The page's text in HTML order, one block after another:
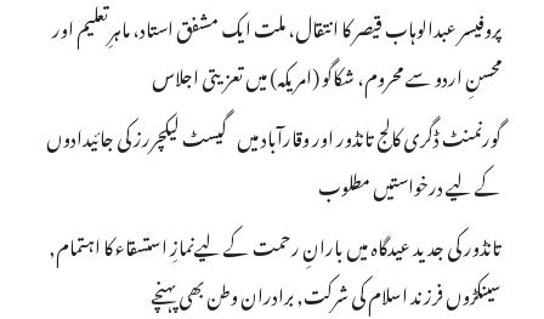
پروفیسر عبدالوہاب قیصر کا انتقال، ملت ایک مشفق استاد، ماہرِتعلیم اور
محسنِ اردو سے محروم، شکاگو (امریکہ) میں تعزیتی اجلاس
گورنمنٹ ڈگری کالج تانڈور اور وقارآباد میں گیسٹ لیکچررز کی جائیدادوں
کے لیے درخواستیں مطلوب
تانڈور کی جدید عیدگاہ میں بارانِ رحمت کے لیےنمازِ استسقاء کا اہتمام,
سینکڑوں فرزند اسلام کی شرکت, برادران وطن بھی پہنچے